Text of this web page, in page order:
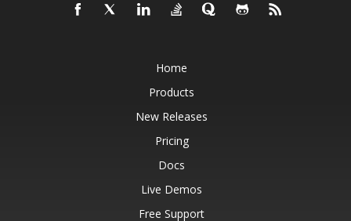
Home
Products
New Releases
Pricing
Docs
Live Demos
Free Support